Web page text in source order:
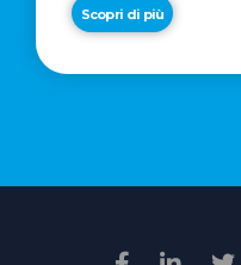
Scopri di più